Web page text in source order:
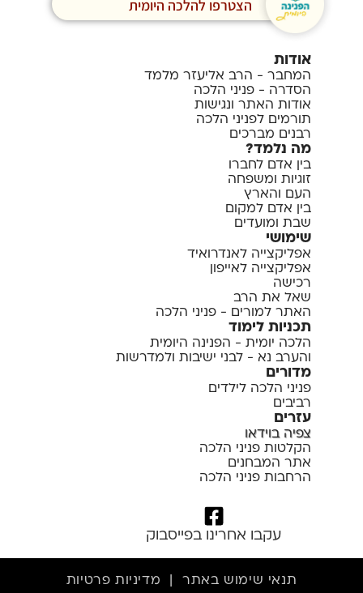
הצטרפו להלכה היומית
אודות
המחבר - הרב אליעזר מלמד
הסדרה - פניני הלכה
אודות האתר ונגישות
תורמים לפניני הלכה
רבנים מברכים
מה נלמד?
בין אדם לחברו
זוגיות ומשפחה
העם והארץ
בין אדם למקום
שבת ומועדים
שימושי
אפליקצייה לאנדרואיד
אפליקצייה לאייפון
רכישה
שאל את הרב
האתר למורים - פניני הלכה
תכניות לימוד
הלכה יומית - הפנינה היומית
והערב נא - לבני ישיבות ולמדרשות
מדורים
פניני הלכה לילדים
רביבים
עזרים
צפיה בוידאו
הקלטות פניני הלכה
אתר המבחנים
הרחבות פניני הלכה
עקבו אחרינו בפייסבוק
תנאי שימוש באתר| מדיניות פרטיות